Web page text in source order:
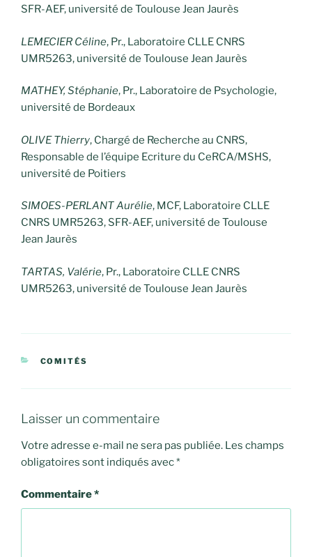
SFR-AEF, université de Toulouse Jean Jaurès
LEMECIER Céline, Pr., Laboratoire CLLE CNRS
UMR5263, université de Toulouse Jean Jaurès
MATHEY, Stéphanie, Pr., Laboratoire de Psychologie,
université de Bordeaux
OLIVE Thierry, Chargé de Recherche au CNRS,
Responsable de l’équipe Ecriture du CeRCA/MSHS,
université de Poitiers
SIMOES-PERLANT Aurélie, MCF, Laboratoire CLLE
CNRS UMR5263, SFR-AEF, université de Toulouse
Jean Jaurès
TARTAS, Valérie, Pr., Laboratoire CLLE CNRS
UMR5263, université de Toulouse Jean Jaurès
CATÉGORIES
COMITÉS
Laisser un commentaire
Votre adresse e-mail ne sera pas publiée. Les champs
obligatoires sont indiqués avec*
Commentaire*